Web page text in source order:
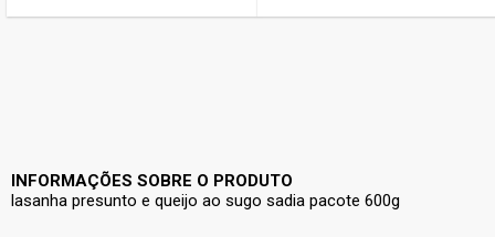
INFORMAÇÕES SOBRE O PRODUTO
lasanha presunto e queijo ao sugo sadia pacote 600g